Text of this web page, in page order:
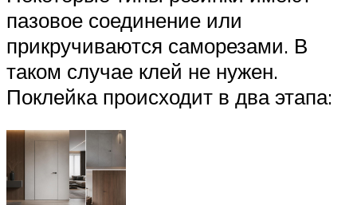
пазовое соединение или
прикручиваются саморезами. В
таком случае клей не нужен.
Поклейка происходит в два этапа: